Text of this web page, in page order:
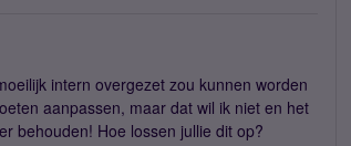
intern overgezet zou kunnen worden
aanpassen, maar dat wil ik niet en het
behouden! Hoe lossen jullie dit op?